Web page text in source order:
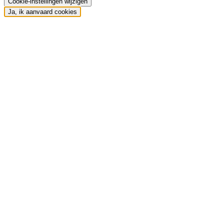
Ja, ik aanvaard cookies